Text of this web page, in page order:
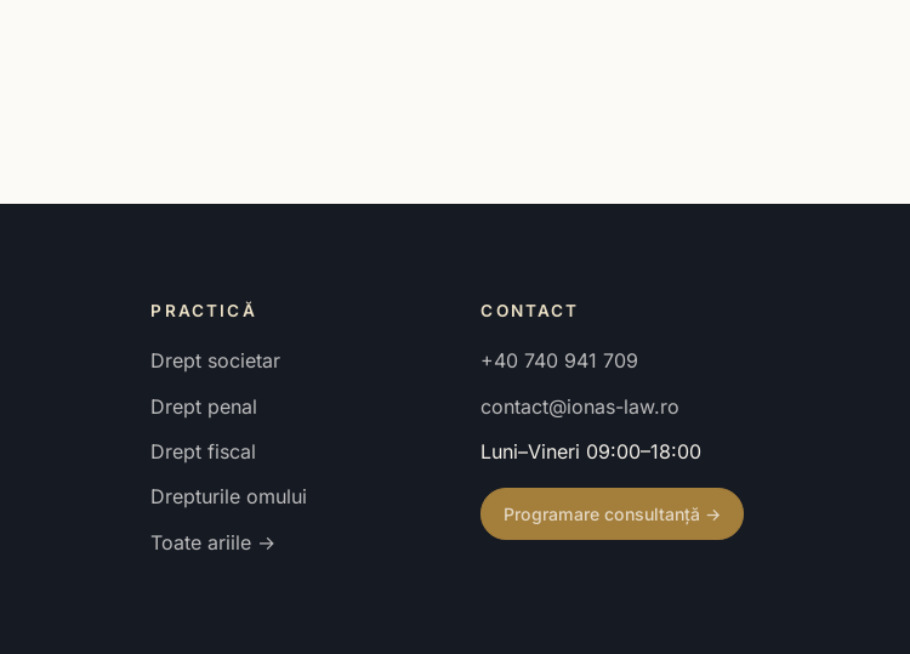
PRACTICĂ
Drept societar
Drept penal
Drept fiscal
Drepturile omului
Toate ariile →
CONTACT
+40 740 941 709
contact@ionas-law.ro
Luni–Vineri 09:00–18:00
Programare consultanță →